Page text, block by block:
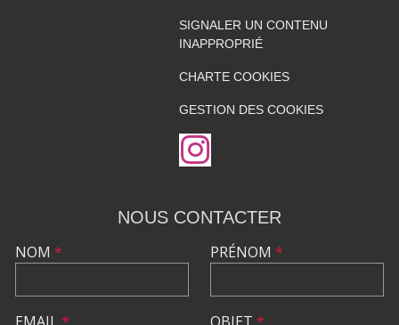
SIGNALER UN CONTENU
INAPPROPRIÉ
CHARTE COOKIES
GESTION DES COOKIES
NOUS CONTACTER
NOM *
EMAIL*
PRÉNOM *
OBJET *